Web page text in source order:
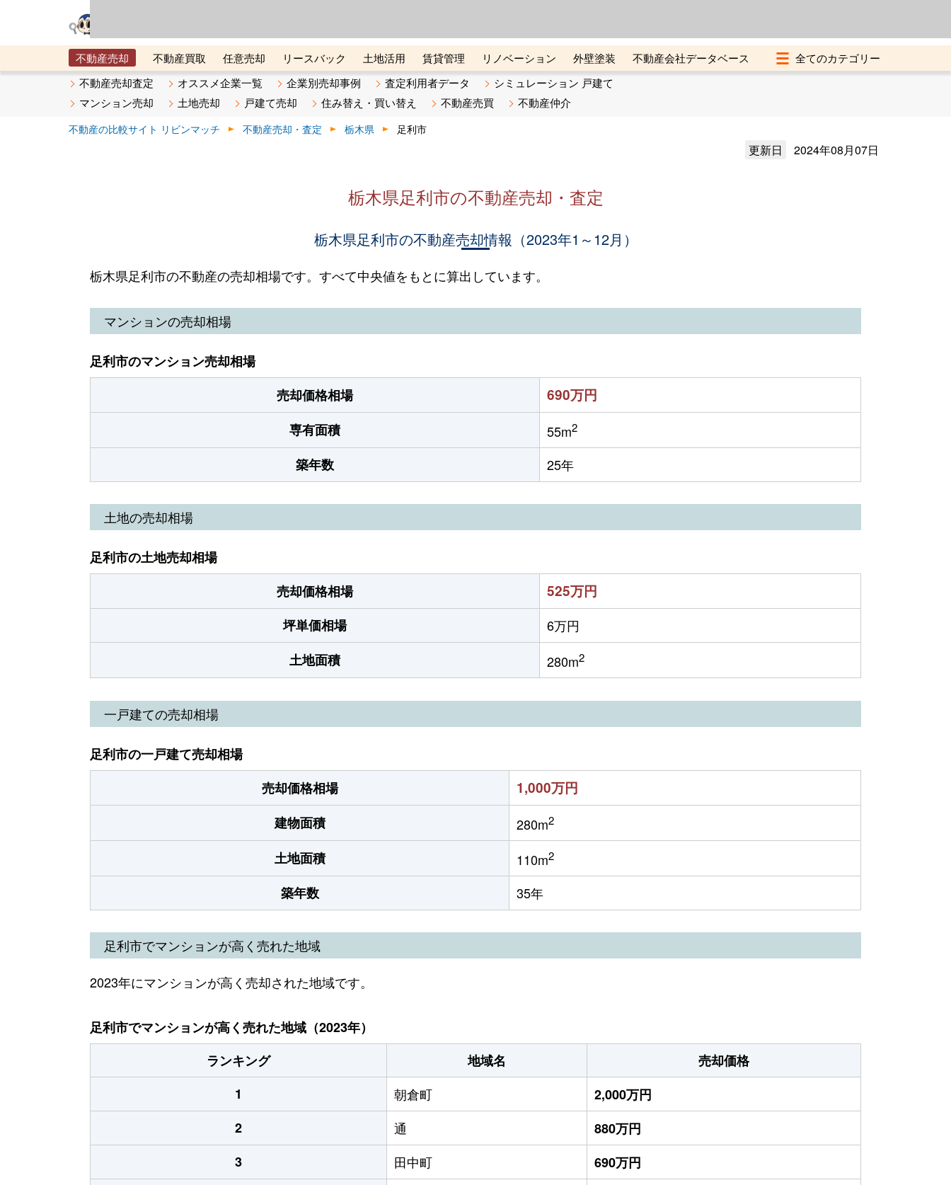
不動産売却 不動産買取 任意売却 リースバック 土地活用 賃貸管理 リノベーション 外壁塗装
不動産会社データベース
メタ住宅展示場
ベスト不動産カンパニー オンライン講座 リビンマガジンBiz 不動産売却ご相談デスク
不動産売却査定 オススメ企業一覧 企業別売却事例 査定利用者データ
シミュレーション 戸建て
マンション売却
土地売却 戸建て売却 住み替え・買い替え 不動産売買 不動産仲介
不動産の比較サイト リビンマッチ 不動産売却・査定 栃木県 足利市
更新日 2024年08月07日
栃木県足利市の不動産売却・査定
栃木県足利市の不動産売却情報（2023年1～12月）
栃木県足利市の不動産の売却相場です。すべて中央値をもとに算出しています。
マンションの売却相場
足利市のマンション売却相場
売却価格相場
690万円
専有面積 55m2
築年数 25年
土地の売却相場
足利市の土地売却相場
売却価格相場
525万円
坪単価相場
6万円
土地面積
280m2
一戸建ての売却相場
足利市の一戸建て売却相場
売却価格相場
1,000万円
建物面積 280m2
土地面積 110m2
築年数 35年
足利市でマンションが高く売れた地域
2023年にマンションが高く売却された地域です。
足利市でマンションが高く売れた地域（2023年）
ランキング
地域名
売却価格
1
朝倉町
2,000万円
2
通
880万円
3
田中町
690万円